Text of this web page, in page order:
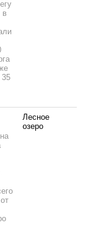
в
35
Лесное
озеро